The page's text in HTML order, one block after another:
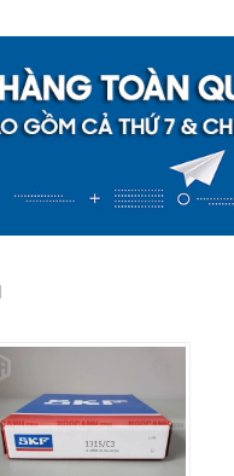
SKF 1315 CHÍNH HÃNG
về nguồn gốc của sản
cách sau: